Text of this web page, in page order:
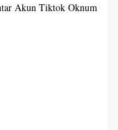
Akun Tiktok Oknum